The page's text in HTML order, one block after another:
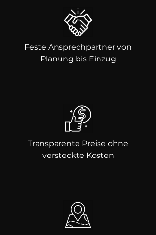
Feste Ansprechpartner von
Planung bis Einzug
Transparente Preise ohne
versteckte Kosten